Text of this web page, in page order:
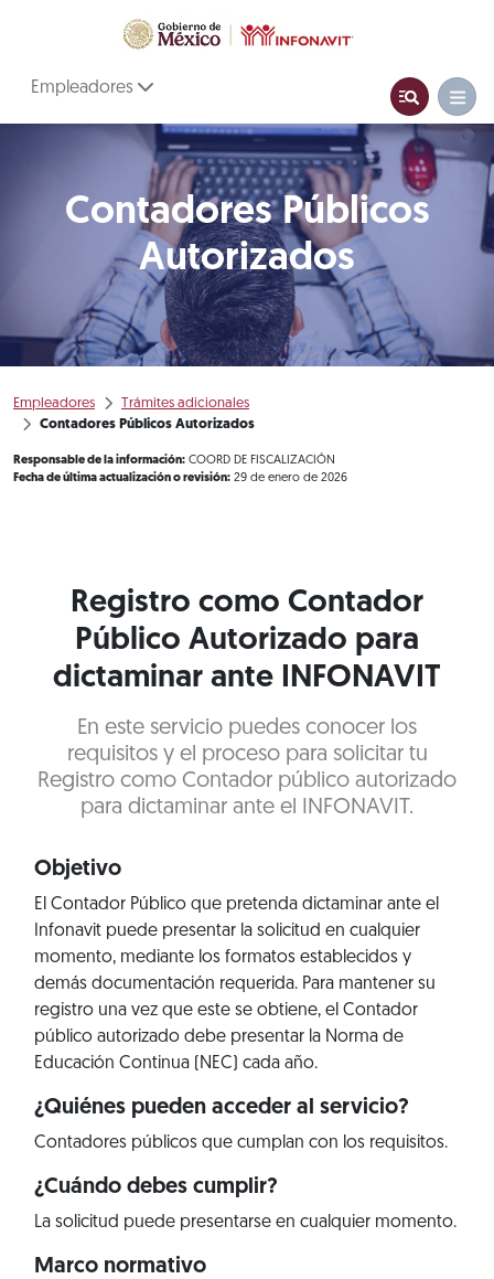
Empleadores
Contadores Públicos
Autorizados
Empleadores
Trámites adicionales
Contadores Públicos Autorizados
Responsable de la información: COORD DE FISCALIZACIÓN
Fecha de última actualización o revisión: 29 de enero de 2026
Registro como Contador
Público Autorizado para
dictaminar ante INFONAVIT
En este servicio puedes conocer los
requisitos y el proceso para solicitar tu
Registro como Contador público autorizado
para dictaminar ante el INFONAVIT.
Objetivo
El Contador Público que pretenda dictaminar ante el
Infonavit puede presentar la solicitud en cualquier
momento, mediante los formatos establecidos y
demás documentación requerida. Para mantener su
registro una vez que este se obtiene, el Contador
público autorizado debe presentar la Norma de
Educación Continua (NEC) cada año.
¿Quiénes pueden acceder al servicio?
Contadores públicos que cumplan con los requisitos.
¿Cuándo debes cumplir?
La solicitud puede presentarse en cualquier momento.
Marco normativo